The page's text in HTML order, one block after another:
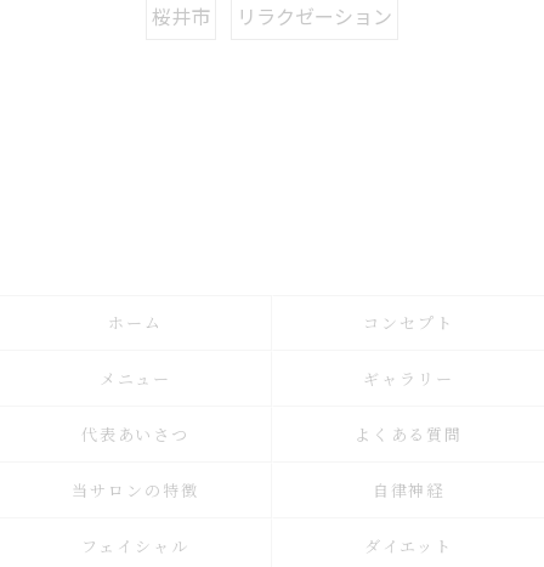
桜井市 リラクゼーション
ホーム コンセプト
メニュー ギャラリー
代表あいさつ よくある質問
当サロンの特徴 自律神経
フェイシャル ダイエット